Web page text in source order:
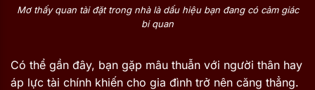
Mơ thấy quan tài đặt trong nhà là dấu hiệu bạn đang có cảm giác
bi quan
Có thể gần đây, bạn gặp mâu thuẫn với người thân hay
áp lực tài chính khiến cho gia đình trở nên căng thẳng.